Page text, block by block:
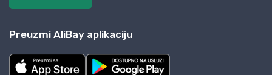
Preuzmi AliBay aplikaciju